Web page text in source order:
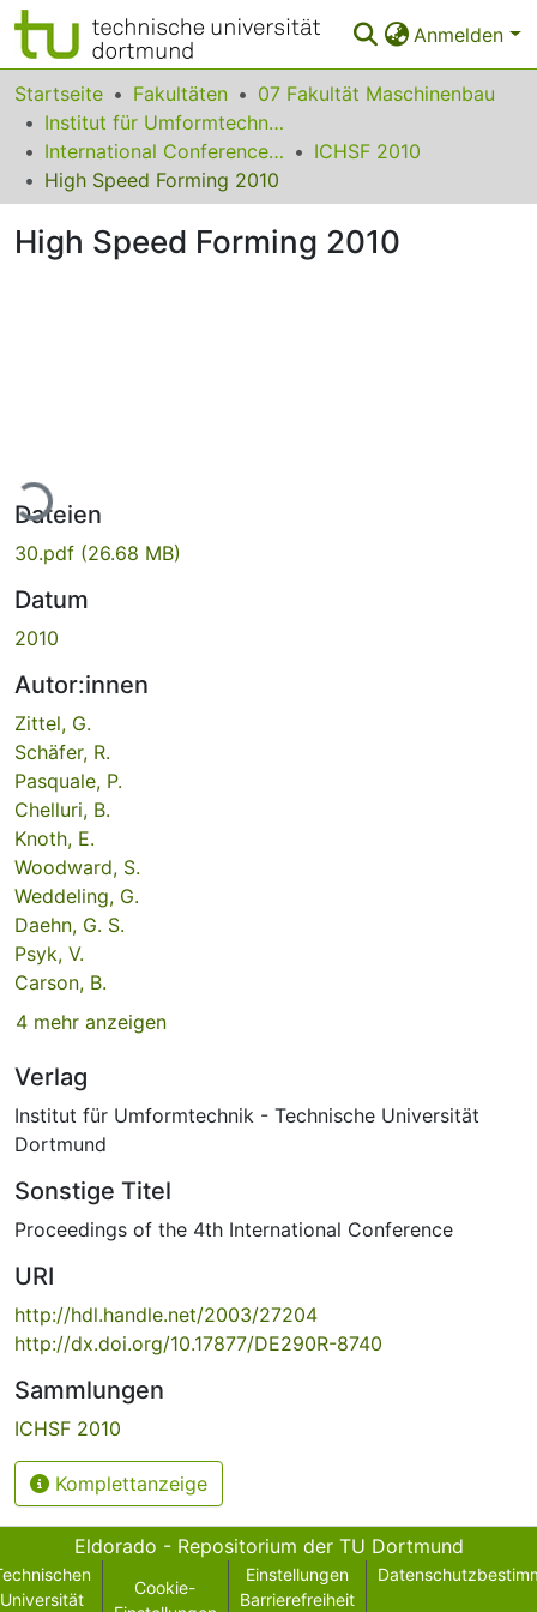
Anmelden
Bereiche & Sammlungen
Das gesamte Repositorium
Statistiken
FAQ
Startseite Fakultäten
07 Fakultät Maschinenbau
Institut für Umformtechnik und Leichtbau
International Conference on High Speed Forming
ICHSF 2010
High Speed Forming 2010
High Speed Forming 2010
Dateien
30.pdf (26.68 MB)
Datum
2010
Autor:innen
Zittel, G.
Schäfer, R.
Pasquale, P.
Chelluri, B.
Knoth, E.
Woodward, S.
Weddeling, G.
Daehn, G. S.
Psyk, V.
Carson, B.
4 mehr anzeigen
Verlag
Institut für Umformtechnik - Technische Universität
Dortmund
Sonstige Titel
Proceedings of the 4th International Conference
URI
http://hdl.handle.net/2003/27204
http://dx.doi.org/10.17877/DE290R-8740
Sammlungen
ICHSF 2010
Komplettanzeige
Eldorado - Repositorium der TU Dortmund
Universität
Cookie-
Einstellungen
Barrierefreiheit